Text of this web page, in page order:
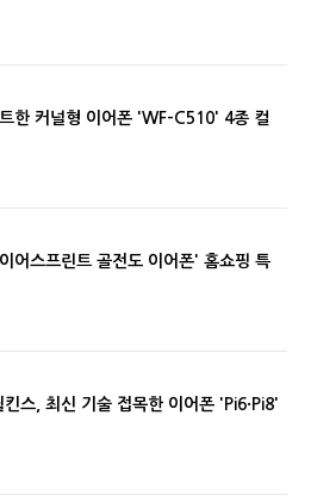
한 커널형 이어폰 'WF-C510' 4종 컬
어스프린트 골전도 이어폰' 홈쇼핑 특
킨스, 최신 기술 접목한 이어폰 'Pi6·Pi8'